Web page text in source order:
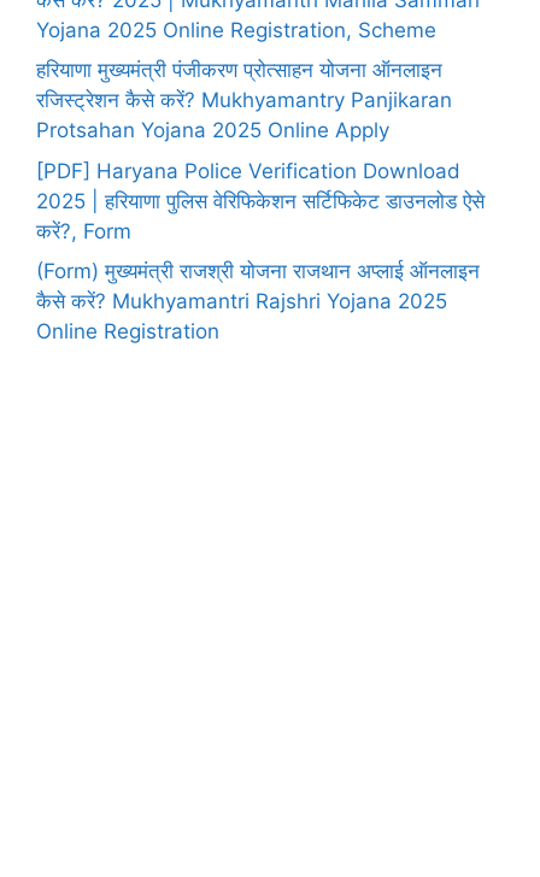
Yojana 2025 Online Registration, Scheme
हरियाणा मुख्यमंत्री पंजीकरण प्रोत्साहन योजना ऑनलाइन
रजिस्ट्रेशन कैसे करें? Mukhyamantry Panjikaran
Protsahan Yojana 2025 Online Apply
[PDF] Haryana Police Verification Download
2025 | हरियाणा पुलिस वेरिफिकेशन सर्टिफिकेट डाउनलोड ऐसे
करें?, Form
(Form) मुख्यमंत्री राजश्री योजना राजथान अप्लाई ऑनलाइन
कैसे करें? Mukhyamantri Rajshri Yojana 2025
Online Registration